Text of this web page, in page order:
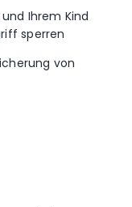
und Ihrem Kind
sperren
von